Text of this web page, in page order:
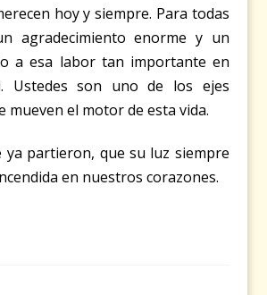
hoy y siempre. Para todas
agradecimiento enorme y un
a esa labor tan importante en
Ustedes son uno de los ejes
mueven el motor de esta vida.
ya partieron, que su luz siempre
en nuestros corazones.